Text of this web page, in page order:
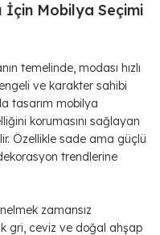
İçin Mobilya Seçimi
temelinde, modası hızlı
ve karakter sahibi
tasarım mobilya
korumasını sağlayan
Özellikle sade ama güçlü
trendlerine
zamansız
gri, ceviz ve doğal ahşap